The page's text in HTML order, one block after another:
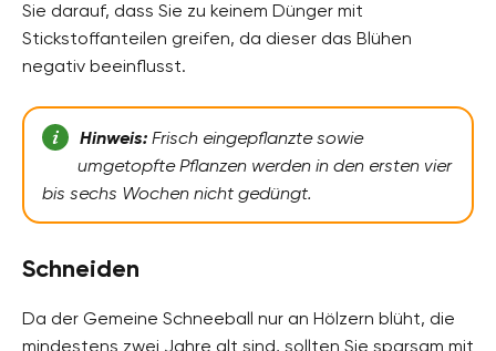
Sie darauf, dass Sie zu keinem Dünger mit
Stickstoffanteilen greifen, da dieser das Blühen
negativ beeinflusst.
Hinweis:Frisch eingepflanzte sowie
umgetopfte Pflanzen werden in den ersten vier
bis sechs Wochen nicht gedüngt.
Schneiden
Da der Gemeine Schneeball nur an Hölzern blüht, die
mindestens zwei Jahre alt sind, sollten Sie sparsam mit